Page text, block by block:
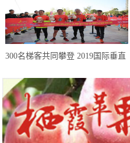
300名梯客共同攀登 2019国际垂直
站欢乐开跑